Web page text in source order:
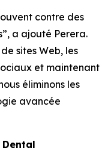
contre des
a ajouté Perera.
sites Web, les
et maintenant
éliminons les
avancée